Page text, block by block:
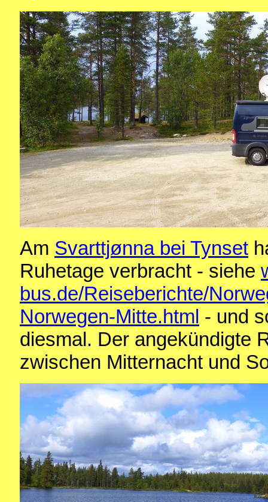
Am Svarttjønna bei Tynset
Ruhetage verbracht - siehe
bus.de/Reiseberichte/
Norwegen-Mitte.html - und
diesmal. Der angekündigte
zwischen Mitternacht und